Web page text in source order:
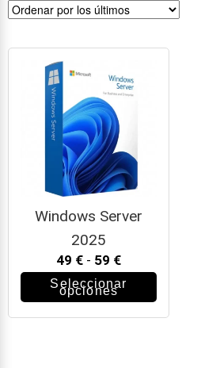
Windows Server
2025
49 € - 59 €
Seleccionar
opciones